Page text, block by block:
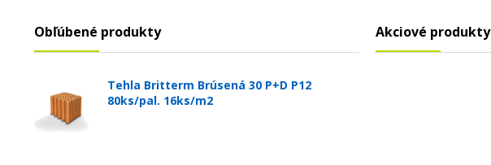
Obľúbené produkty
Tehla Britterm Brúsená 30 P+D P12
80ks/pal. 16ks/m2
Akciové produkty